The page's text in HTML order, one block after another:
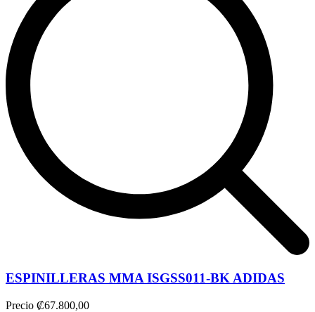
ESPINILLERAS MMA ISGSS011-BK ADIDAS
Precio ₡67.800,00